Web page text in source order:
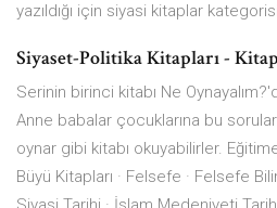
yazıldığı için siyasi kitaplar
Siyaset-Politika Kitapları -
Serinin birinci kitabı Ne
Anne babalar çocuklarına bu
oynar gibi kitabı okuyabilirler.
Büyü Kitapları · Felsefe · Felsefe